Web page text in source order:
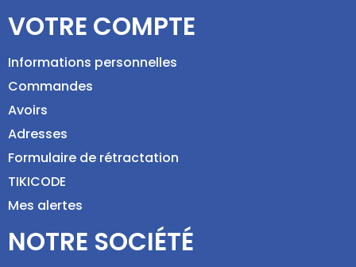
VOTRE COMPTE
Informations personnelles
Commandes
Avoirs
Adresses
Formulaire de rétractation
TIKICODE
Mes alertes
NOTRE SOCIÉTÉ